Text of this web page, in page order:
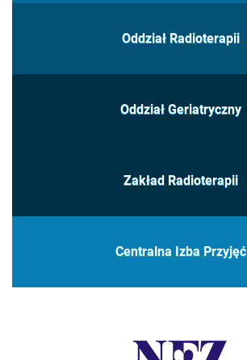
Oddział Radioterapii
Oddział Geriatryczny
Zakład Radioterapii
Centralna Izba Przyjęć